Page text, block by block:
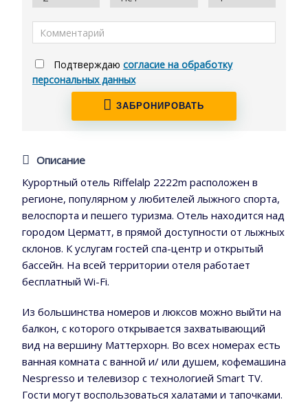
Подтверждаю согласие на обработку
персональных данных
ЗАБРОНИРОВАТЬ
Описание
Курортный отель Riffelalp 2222m расположен в
регионе, популярном у любителей лыжного спорта,
велоспорта и пешего туризма. Отель находится над
городом Церматт, в прямой доступности от лыжных
склонов. К услугам гостей спа-центр и открытый
бассейн. На всей территории отеля работает
бесплатный Wi-Fi.
Из большинства номеров и люксов можно выйти на
балкон, с которого открывается захватывающий
вид на вершину Маттерхорн. Во всех номерах есть
ванная комната с ванной и/ или душем, кофемашина
Nespresso и телевизор с технологией Smart TV.
Гости могут воспользоваться халатами и тапочками.